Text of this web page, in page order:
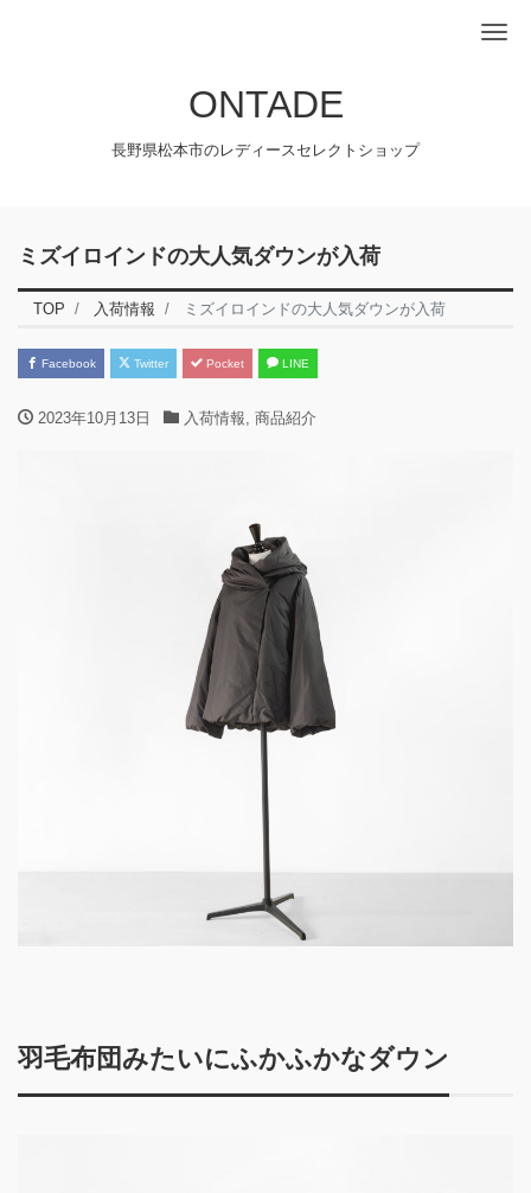
ONTADE
長野県松本市のレディースセレクトショップ
ミズイロインドの大人気ダウンが入荷
TOP 入荷情報 ミズイロインドの大人気ダウンが入荷
Facebook Twitter Pocket LINE
2023年10月13日 入荷情報, 商品紹介
羽毛布団みたいにふかふかなダウン